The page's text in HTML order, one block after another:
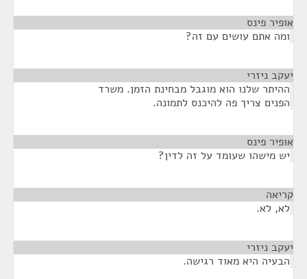
אופיר פינס
ומה אתם עושים עם זה?
יעקב ניזרי
ההיתר שלנו הוא מוגבל מבחינת הזמן. משרד
הפנים צריך פה להיכנס לתמונה.
אופיר פינס
יש מישהו שעומד על זה לדין?
קריאה
לא, לא.
יעקב ניזרי
הבעיה היא מאוד רגישה.